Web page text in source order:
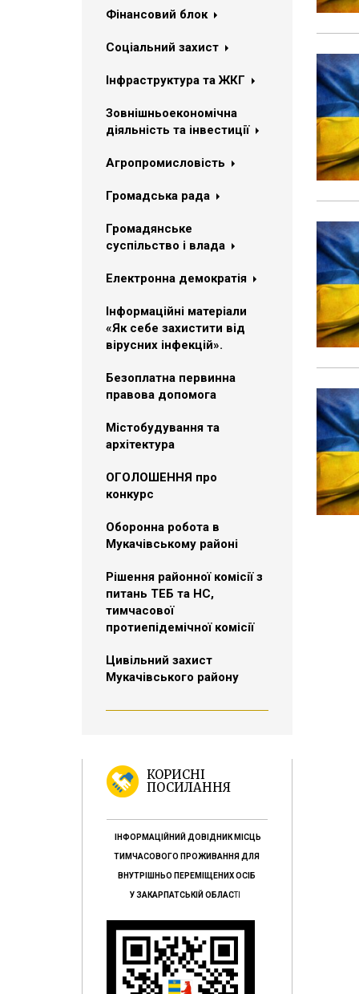
Фінансовий блок
Соціальний захист
Інфраструктура та ЖКГ
Зовнішньоекономічна
діяльність та інвестиції
Агропромисловість
Громадська рада
Громадянське
суспільство і влада
Електронна демократія
Інформаційні матеріали
«Як себе захистити від
вірусних інфекцій».
Безоплатна первинна
правова допомога
Містобудування та
архітектура
ОГОЛОШЕННЯ про
конкурс
Оборонна робота в
Мукачівському районі
Рішення районної комісії з
питань ТЕБ та НС,
тимчасової
протиепідемічної комісії
Цивільний захист
Мукачівського району
КОРИСНІ
ПОСИЛАННЯ
ІНФОРМАЦІЙНИЙ ДОВІДНИК МІСЦЬ
ТИМЧАСОВОГО ПРОЖИВАННЯ ДЛЯ
ВНУТРІШНЬО ПЕРЕМІЩЕНИХ ОСІБ
У ЗАКАРПАТСЬКІЙ ОБЛАСТІ